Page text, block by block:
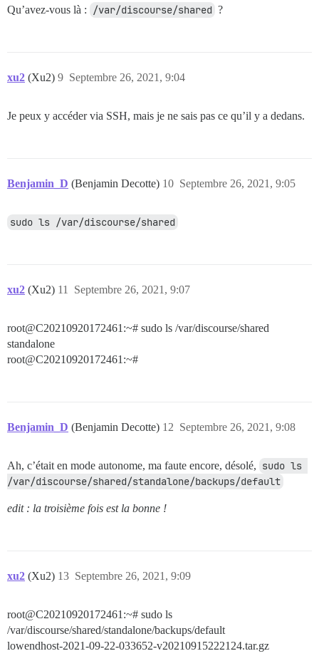
Qu’avez-vous là : /var/discourse/shared ?
xu2 (Xu2) Septembre 26, 2021, 9:04
9
Je peux y accéder via SSH, mais je ne sais pas ce qu’il y a dedans.
Benjamin_D (Benjamin Decotte) Septembre 26, 2021, 9:05
10
sudo ls /var/discourse/shared
xu2 (Xu2) Septembre 26, 2021, 9:07
11
root@C20210920172461:~# sudo ls /var/discourse/shared
standalone
root@C20210920172461:~#
Benjamin_D (Benjamin Decotte) Septembre 26, 2021, 9:08
12
Ah, c’était en mode autonome, ma faute encore, désolé, sudo ls
/var/discourse/shared/standalone/backups/default
edit : la troisième fois est la bonne !
xu2 (Xu2) Septembre 26, 2021, 9:09
13
root@C20210920172461:~# sudo ls
/var/discourse/shared/standalone/backups/default
lowendhost-2021-09-22-033652-v20210915222124.tar.gz